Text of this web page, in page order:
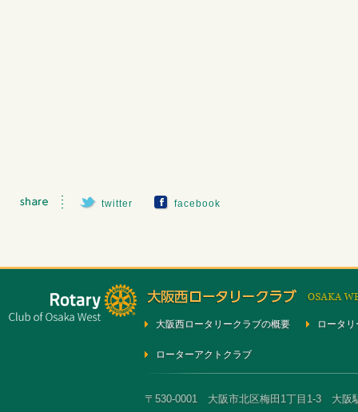
twitter facebook
大阪西ロータリークラブの概要 ロータ
ローターアクトクラブ
〒530-0001 大阪市北区梅田1丁目1-3 大阪